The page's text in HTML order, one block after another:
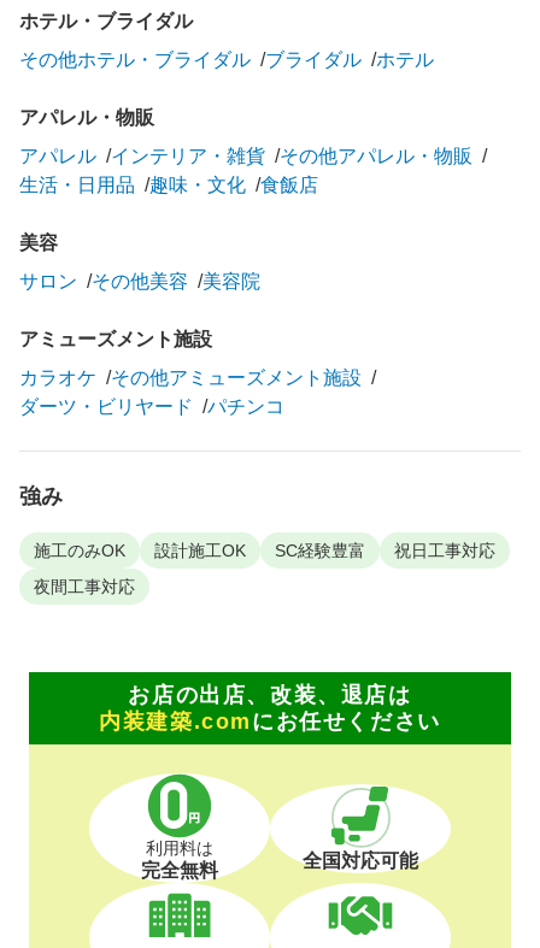
ホテル・ブライダル
その他ホテル・ブライダル
ブライダル ホテル
アパレル・物販
アパレル
インテリア・雑貨
その他アパレル・物販
生活・日用品
趣味・文化 食飯店
美容
サロン
その他美容 美容院
アミューズメント施設
カラオケ
その他アミューズメント施設
ダーツ・ビリヤード
パチンコ
強み
施工のみOK 設計施工OK SC経験豊富
祝日工事対応
夜間工事対応
お店の出店、改装、退店は
内装建築.com にお任せください
利用料は
完全無料 全国対応可能